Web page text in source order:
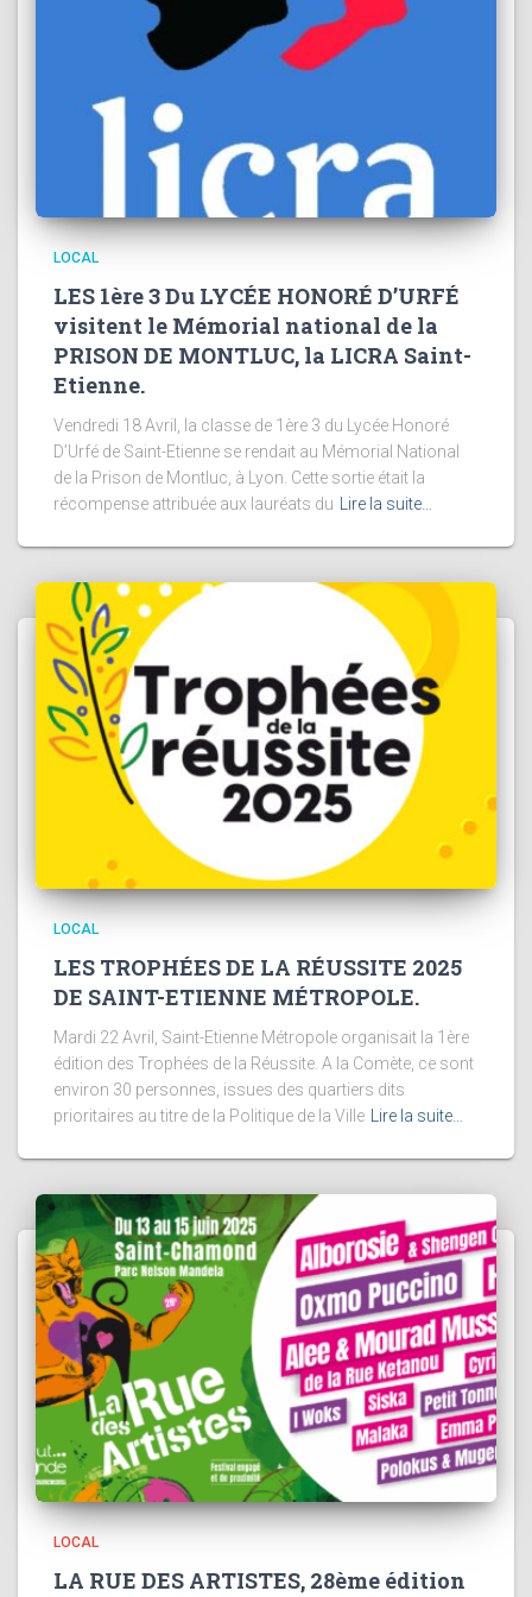
LOCAL
LES 1ère 3 Du LYCÉE HONORÉ D’URFÉ
visitent le Mémorial national de la
PRISON DE MONTLUC, la LICRA Saint-
Etienne.
Vendredi 18 Avril, la classe de 1ère 3 du Lycée Honoré
D’Urfé de Saint-Etienne se rendait au Mémorial National
de la Prison de Montluc, à Lyon. Cette sortie était la
récompense attribuée aux lauréats du
Lire la suite…
LOCAL
LES TROPHÉES DE LA RÉUSSITE 2025
DE SAINT-ETIENNE MÉTROPOLE.
Mardi 22 Avril, Saint-Etienne Métropole organisait la 1ère
édition des Trophées de la Réussite. A la Comète, ce sont
environ 30 personnes, issues des quartiers dits
prioritaires au titre de la Politique de la Ville Lire la suite…
LOCAL
LA RUE DES ARTISTES, 28ème édition